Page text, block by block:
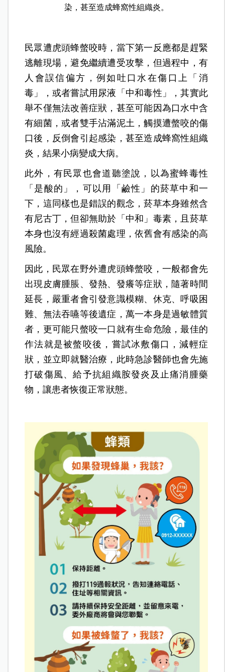
染，甚至造成蜂窩性組織炎。
民眾遭虎頭蜂螫咬時，當下第一反應都是趕緊
逃離現場，避免繼續遭受攻擊，但過程中，有
人會誤信偏方，例如吐口水在傷口上「消
毒」，或者嘗試用尿液「中和毒性」，其實此
舉不僅無法改善症狀，甚至可能因為口水中含
有細菌，或者雙手沾滿泥土，觸摸遭螫咬的傷
口後，反倒會引起感染，甚至造成蜂窩性組織
炎，結果小病變成大病。
此外，有民眾也會道聽塗說，以為蜜蜂毒性
「是酸的」，可以用「鹼性」的菸草中和一
下，這同樣也是錯誤的觀念，菸草本身雖然含
有尼古丁，但卻無助於「中和」毒素，且菸草
本身也沒有經過殺菌處理，依舊會有感染的高
風險。
因此，民眾在野外遭虎頭蜂螫咬，一般都會先
出現皮膚腫脹、發熱、發癢等症狀，隨著時間
延長，嚴重者會引發意識模糊、休克、呼吸困
難、無法吞嚥等後遺症，萬一本身是過敏體質
者，更可能只螫咬一口就有生命危險，最佳的
作法就是被螫咬後，嘗試冰敷傷口，減輕症
狀，並立即就醫治療，此時急診醫師也會先施
打破傷風、給予抗組織胺發炎及止痛消腫藥
物，讓患者恢復正常狀態。